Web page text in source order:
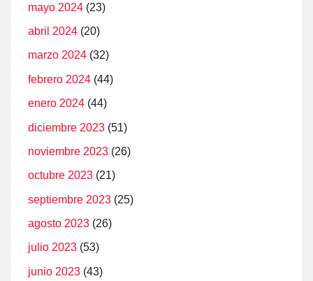
mayo 2024 (23)
abril 2024 (20)
marzo 2024 (32)
febrero 2024 (44)
enero 2024 (44)
diciembre 2023 (51)
noviembre 2023 (26)
octubre 2023 (21)
septiembre 2023 (25)
agosto 2023 (26)
julio 2023 (53)
junio 2023 (43)